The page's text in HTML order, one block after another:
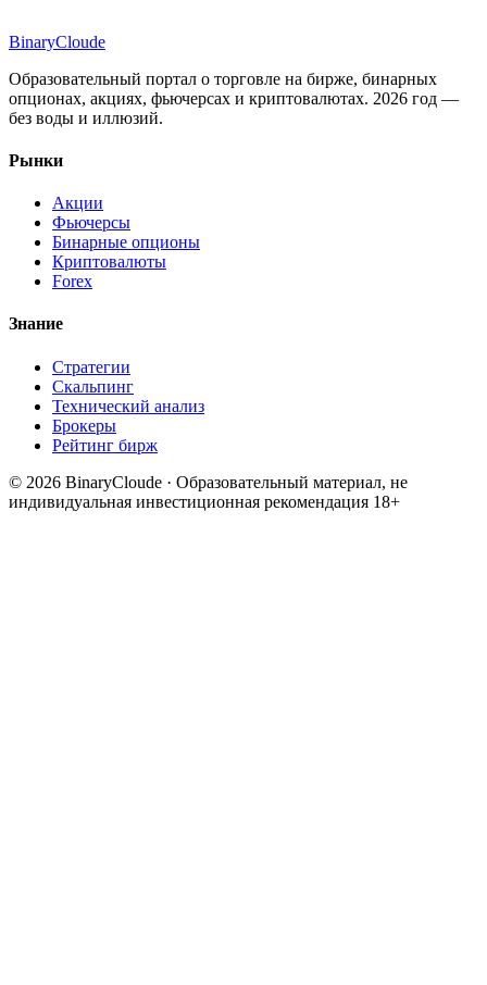
BinaryCloude
Образовательный портал о торговле на бирже, бинарных
опционах, акциях, фьючерсах и криптовалютах. 2026 год —
без воды и иллюзий.
Рынки
Акции
Фьючерсы
Бинарные опционы
Криптовалюты
Forex
Знание
Стратегии
Скальпинг
Технический анализ
Брокеры
Рейтинг бирж
© 2026 BinaryCloude · Образовательный материал, не
индивидуальная инвестиционная рекомендация 18+